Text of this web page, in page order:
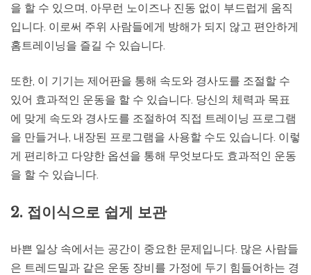
을 할 수 있으며, 아무런 노이즈나 진동 없이 부드럽게 움직
입니다. 이로써 주위 사람들에게 방해가 되지 않고 편안하게
홈트레이닝을 즐길 수 있습니다.
또한, 이 기기는 제어판을 통해 속도와 경사도를 조절할 수
있어 효과적인 운동을 할 수 있습니다. 당신의 체력과 목표
에 맞게 속도와 경사도를 조절하여 직접 트레이닝 프로그램
을 만들거나, 내장된 프로그램을 사용할 수도 있습니다. 이렇
게 편리하고 다양한 옵션을 통해 무엇보다도 효과적인 운동
을 할 수 있습니다.
2. 접이식으로 쉽게 보관
바쁜 일상 속에서는 공간이 중요한 문제입니다. 많은 사람들
은 트레드밀과 같은 운동 장비를 가정에 두기 힘들어하는 경